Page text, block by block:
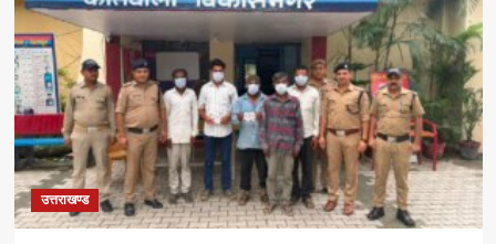
उत्तराखण्ड